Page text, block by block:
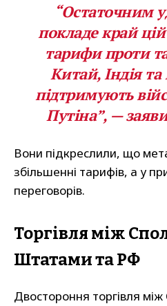
“Остаточним
покладе край цій
тарифи проти
Китай, Індія та
підтримують
Путіна”, —
Вони підкреслили, що
збільшенні тарифів, а у
переговорів.
Торгівля між
Штатами та РФ
Двостороння торгівля